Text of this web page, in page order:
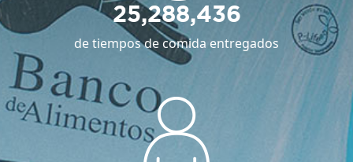
25,288,436
de tiempos de comida entregados